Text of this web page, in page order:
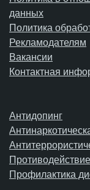
данных
Политика
Рекламодателям
Вакансии
Контактная
Антидопинг
Профилактика